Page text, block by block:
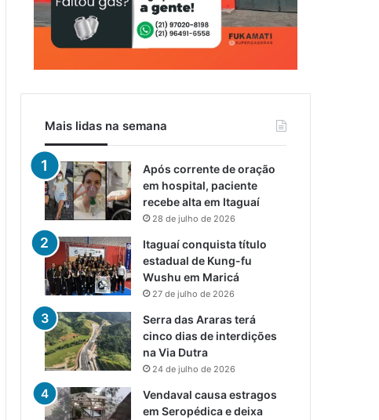
Mais lidas na semana
Após corrente de oração
em hospital, paciente
recebe alta em Itaguaí
28 de julho de 2026
Itaguaí conquista título
estadual de Kung-fu
Wushu em Maricá
27 de julho de 2026
Serra das Araras terá
cinco dias de interdições
na Via Dutra
24 de julho de 2026
Vendaval causa estragos
em Seropédica e deixa